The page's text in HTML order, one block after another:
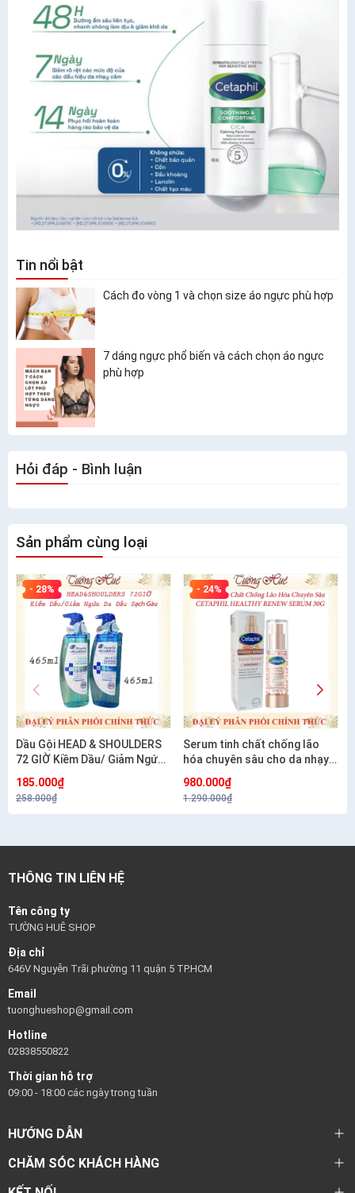
Tin nổi bật
Cách đo vòng 1 và chọn size áo ngực phù hợp
7 dáng ngực phổ biến và cách chọn áo ngực
phù hợp
Hỏi đáp - Bình luận
Sản phẩm cùng loại
- 28%
Dầu Gội HEAD & SHOULDERS
72 GIỜ Kiềm Dầu/ Giảm Ngứa
Da Đầu Và Làm Sạch Gàu -
460ml
185.000₫
258.000₫
- 24%
Serum tinh chất chống lão
hóa chuyên sâu cho da nhạy
cảm CETAPHIL HEALTHY
RENEW SERUM 30G
980.000₫
1.290.000₫
THÔNG TIN LIÊN HỆ
Tên công ty
TƯỜNG HUÊ SHOP
Địa chỉ
646V Nguyễn Trãi phường 11 quận 5 TP.HCM
Email
tuonghueshop@gmail.com
Hotline
02838550822
Thời gian hỗ trợ
09:00 - 18:00 các ngày trong tuần
HƯỚNG DẪN
CHĂM SÓC KHÁCH HÀNG